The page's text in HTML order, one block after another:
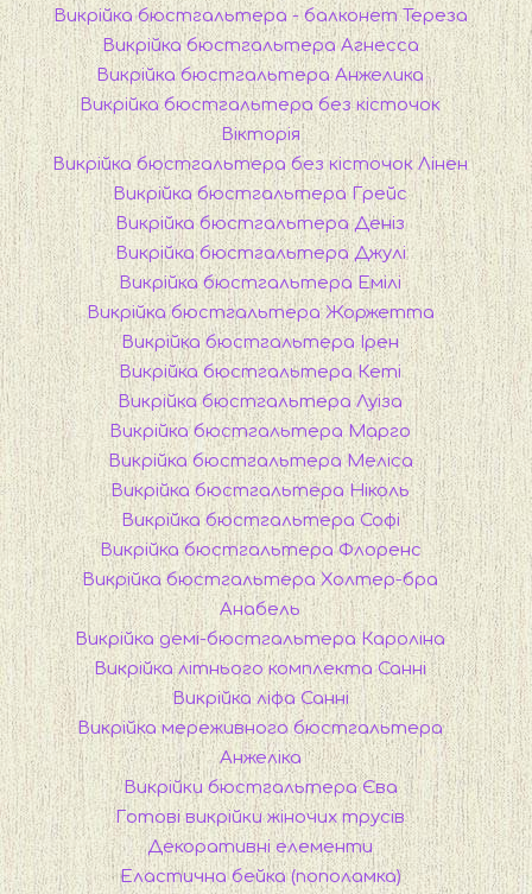
Викрійка бюстгальтера - балконет Тереза
Викрійка бюстгальтера Агнесса
Викрійка бюстгальтера Анжелика
Викрійка бюстгальтера без кісточок
Вікторія
Викрійка бюстгальтера без кісточок Лінен
Викрійка бюстгальтера Грейс
Викрійка бюстгальтера Деніз
Викрійка бюстгальтера Джулі
Викрійка бюстгальтера Емілі
Викрійка бюстгальтера Жоржетта
Викрійка бюстгальтера Ірен
Викрійка бюстгальтера Кеті
Викрійка бюстгальтера Луіза
Викрійка бюстгальтера Марго
Викрійка бюстгальтера Меліса
Викрійка бюстгальтера Ніколь
Викрійка бюстгальтера Софі
Викрійка бюстгальтера Флоренс
Викрійка бюстгальтера Холтер-бра
Анабель
Викрійка демі-бюстгальтера Кароліна
Викрійка літнього комплекта Санні
Викрійка ліфа Санні
Викрійка мереживного бюстгальтера
Анжеліка
Викрійки бюстгальтера Єва
Готові викрійки жіночих трусів
Декоративні елементи
Еластична бейка (пополамка)